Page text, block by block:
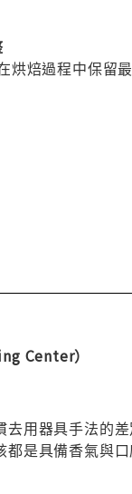
焙過程中保
Center）
用器具手法的
是具備香氣與